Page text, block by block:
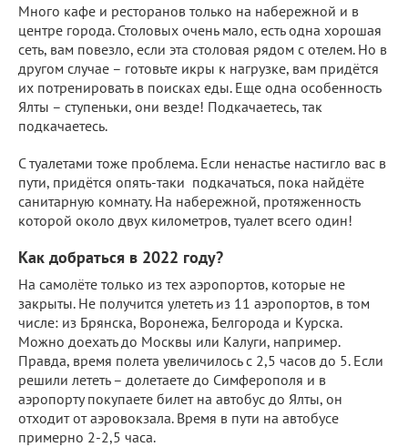
Много кафе и ресторанов только на набережной и в
центре города. Столовых очень мало, есть одна хорошая
сеть, вам повезло, если эта столовая рядом с отелем. Но в
другом случае – готовьте икры к нагрузке, вам придётся
их потренировать в поисках еды. Еще одна особенность
Ялты – ступеньки, они везде! Подкачаетесь, так
подкачаетесь.
С туалетами тоже проблема. Если ненастье настигло вас в
пути, придётся опять-таки подкачаться, пока найдёте
санитарную комнату. На набережной, протяженность
которой около двух километров, туалет всего один!
Как добраться в 2022 году?
На самолёте только из тех аэропортов, которые не
закрыты. Не получится улететь из 11 аэропортов, в том
числе: из Брянска, Воронежа, Белгорода и Курска.
Можно доехать до Москвы или Калуги, например.
Правда, время полета увеличилось с 2,5 часов до 5. Если
решили лететь – долетаете до Симферополя и в
аэропорту покупаете билет на автобус до Ялты, он
отходит от аэровокзала. Время в пути на автобусе
примерно 2-2,5 часа.